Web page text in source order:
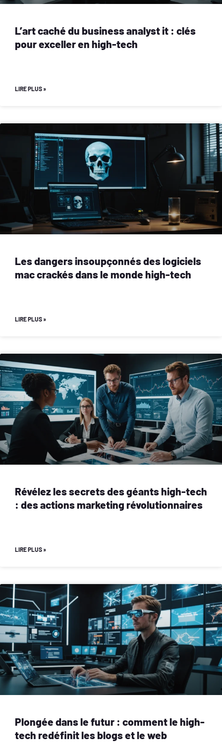
L’art caché du business analyst it : clés
pour exceller en high-tech
LIRE PLUS »
Les dangers insoupçonnés des logiciels
mac crackés dans le monde high-tech
LIRE PLUS »
Révélez les secrets des géants high-tech
: des actions marketing révolutionnaires
LIRE PLUS »
Plongée dans le futur : comment le high-
tech redéfinit les blogs et le web